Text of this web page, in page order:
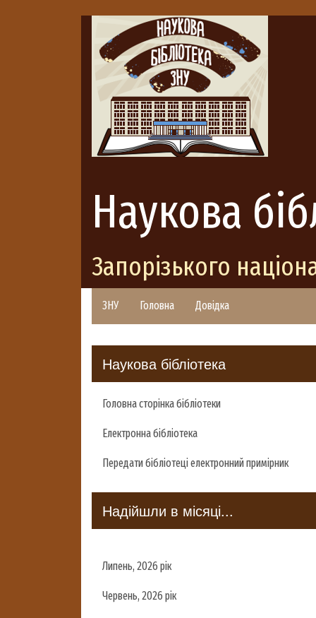
Наукова
Запорізького
ЗНУ Головна Довідка
Наукова бібліотека
Головна сторінка бібліотеки
Електронна бібліотека
Передати бібліотеці електронний примірник
Надійшли в місяці...
Липень, 2026 рік
Червень, 2026 рік